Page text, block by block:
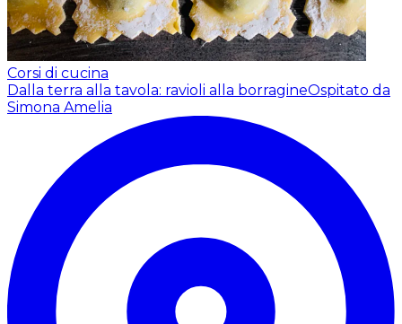
Corsi di cucina
Dalla terra alla tavola: ravioli alla borragineOspitato da
Simona Amelia